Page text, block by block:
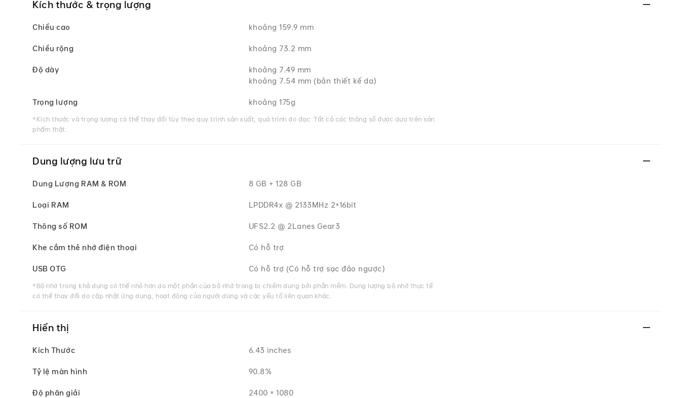
Kích thước & trọng lượng
Chiều cao khoảng 159.9 mm
Chiều rộng khoảng 73.2 mm
Độ dày
khoảng 7.49 mm
khoảng 7.54 mm (bản thiết kế da)
Trọng lượng khoảng 175g
*Kích thước và trọng lượng có thể thay đổi tùy theo quy trình sản xuất, quá trình đo đạc. Tất cả các thông số được dựa trên sản
phẩm thật.
Dung lượng lưu trữ
Dung Lượng RAM & ROM 8 GB + 128 GB
Loại RAM LPDDR4x @ 2133MHz 2×16bit
Thông số ROM UFS2.2 @ 2Lanes Gear3
Khe cắm thẻ nhớ điện thoại Có hỗ trợ
USB OTG Có hỗ trợ (Có hỗ trợ sạc đảo ngược)
*Bộ nhớ trong khả dụng có thể nhỏ hơn do một phần của bộ nhớ trong bị chiếm dụng bởi phần mềm. Dung lượng bộ nhớ thực tế
có thể thay đổi do cập nhật ứng dụng, hoạt động của người dùng và các yếu tố liên quan khác.
Hiển thị
Kích Thước 6.43 inches
Tỷ lệ màn hình 90.8%
Độ phân giải 2400 × 1080